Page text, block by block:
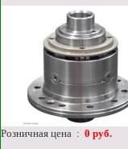
Розничная цена : 0 руб.